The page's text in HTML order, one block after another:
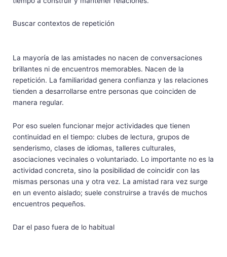
Buscar contextos de repetición
La mayoría de las amistades no nacen de conversaciones
brillantes ni de encuentros memorables. Nacen de la
repetición. La familiaridad genera confianza y las relaciones
tienden a desarrollarse entre personas que coinciden de
manera regular.
Por eso suelen funcionar mejor actividades que tienen
continuidad en el tiempo: clubes de lectura, grupos de
senderismo, clases de idiomas, talleres culturales,
asociaciones vecinales o voluntariado. Lo importante no es la
actividad concreta, sino la posibilidad de coincidir con las
mismas personas una y otra vez. La amistad rara vez surge
en un evento aislado; suele construirse a través de muchos
encuentros pequeños.
Dar el paso fuera de lo habitual